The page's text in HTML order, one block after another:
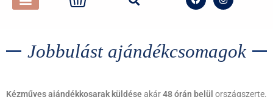
Jobbulást ajándékcsomagok
Kézműves ajándékkosarak küldése akár48 órán belül országszerte.